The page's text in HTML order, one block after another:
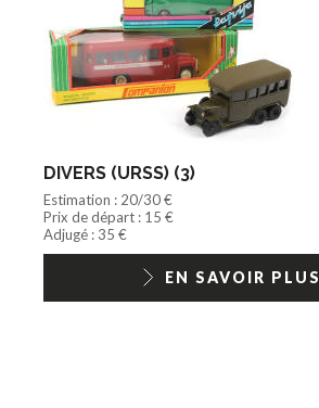
DIVERS (URSS) (3)
Estimation : 20/30 €
Prix de départ : 15 €
Adjugé : 35 €
EN SAVOIR PLUS